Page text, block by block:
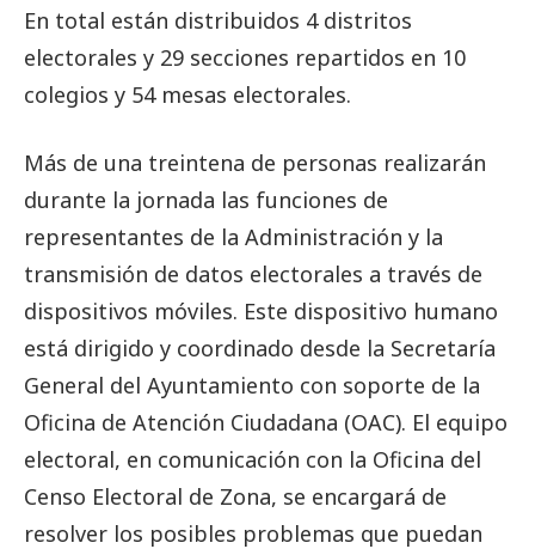
En total están distribuidos 4 distritos
electorales y 29 secciones repartidos en 10
colegios y 54 mesas electorales.
Más de una treintena de personas realizarán
durante la jornada las funciones de
representantes de la Administración y la
transmisión de datos electorales a través de
dispositivos móviles. Este dispositivo humano
está dirigido y coordinado desde la Secretaría
General del Ayuntamiento con soporte de la
Oficina de Atención Ciudadana (OAC). El equipo
electoral, en comunicación con la Oficina del
Censo Electoral de Zona, se encargará de
resolver los posibles problemas que puedan